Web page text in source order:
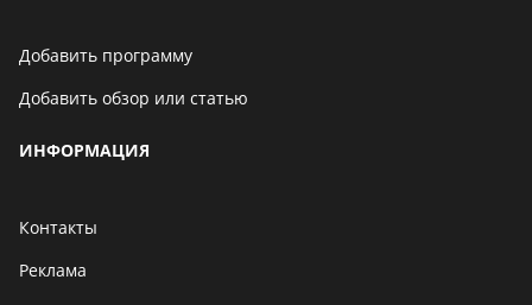
Добавить программу
Добавить обзор или статью
ИНФОРМАЦИЯ
Контакты
Реклама